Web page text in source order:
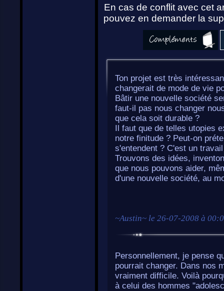
En cas de conflit avec cet
pouvez en demander la
Ton projet est très
changerait de mode de vie
Bâtir une nouvelle société
faut-il pas nous changer
que cela soit durable ?
Il faut que de telles utopies
notre finitude ? Peut-on
s'entendent ? C'est un
Trouvons des idées,
que nous pouvons aider,
d'une nouvelle société, au
~Austin~ le 26-07-2008 à
Personnellement, je pense
pourrait changer. Dans nos
vraiment difficile. Voilà
à celui des hommes